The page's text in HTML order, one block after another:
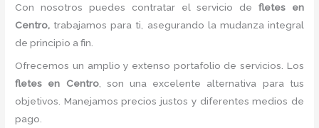
Con nosotros puedes contratar el servicio defletes en
Centro, trabajamos para ti, asegurando la mudanza integral
de principio a fin.
Ofrecemos un amplio y extenso portafolio de servicios. Los
fletes en Centro, son una excelente alternativa para tus
objetivos. Manejamos precios justos y diferentes medios de
pago.